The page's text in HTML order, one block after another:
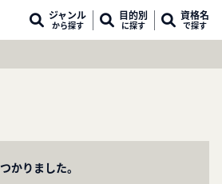
ジャンル
から探す
目的別
に探す
資格名
で探す
かりました。